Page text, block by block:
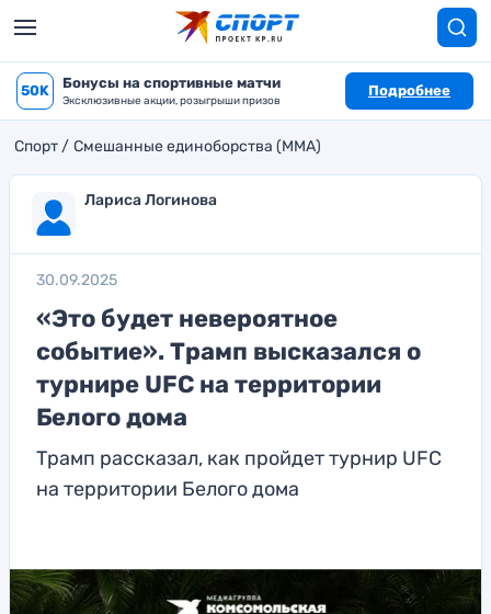
50K Бонусы на спортивные матчи
Эксклюзивные акции, розыгрыши призов
Подробнее
Спорт Смешанные единоборства (MMA)
Лариса Логинова
30.09.2025
«Это будет невероятное
событие». Трамп высказался о
турнире UFC на территории
Белого дома
Трамп рассказал, как пройдет турнир UFC
на территории Белого дома